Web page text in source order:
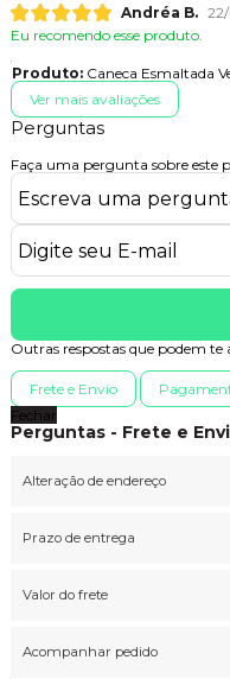
Andréa B.
Eu recomendo esse produto.
Produto:Caneca Esmaltada
Ver mais avaliações
Perguntas
Faça uma pergunta sobre este
Outras respostas que podem te
Frete e Envio
Fechar
Perguntas - Frete e
Alteração de endereço
Prazo de entrega
Valor do frete
Acompanhar pedido